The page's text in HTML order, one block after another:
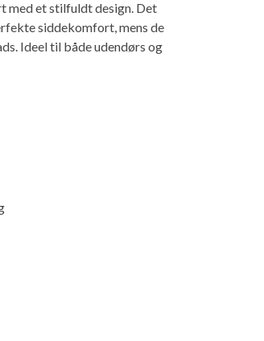
med et stilfuldt design. Det
siddekomfort, mens de
Ideel til både udendørs og